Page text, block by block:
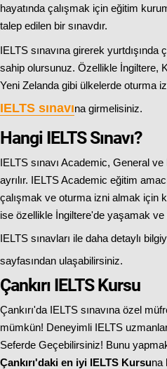
hayatında çalışmak için eğitim
talep edilen bir sınavdır.
IELTS sınavına girerek yurtdışında
sahip olursunuz. Özellikle İngiltere,
Yeni Zelanda gibi ülkelerde oturma
IELTS sınavına girmelisiniz.
Hangi IELTS Sınavı?
IELTS sınavı Academic, General
ayrılır. IELTS Academic eğitim
çalışmak ve oturma izni almak için
ise özellikle İngiltere'de yaşamak ve
IELTS sınavları ile daha detaylı
sayfasından ulaşabilirsiniz.
Çankırı IELTS Kursu
Çankırı'da IELTS sınavına özel
mümkün! Deneyimli IELTS
Seferde Geçebilirsiniz! Bunu
Çankırı'daki en iyi IELTS Kursuna